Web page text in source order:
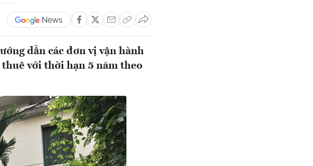
dẫn các đơn vị vận hành
với thời hạn 5 năm theo